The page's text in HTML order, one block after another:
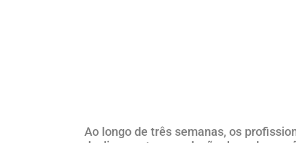
Ao longo de três semanas, os